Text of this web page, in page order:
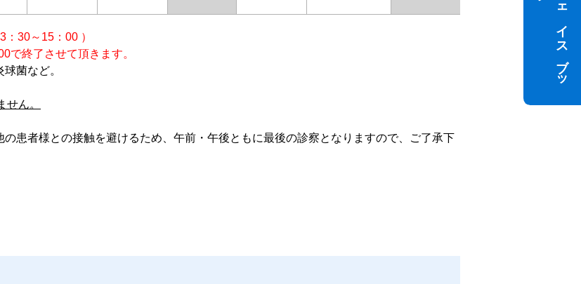
フ
ェ
イ
ス
ブ
ッ
30～15：00 ）
で終了させて頂きます。
菌など。
ん。
患者様との接触を避けるため、午前・午後ともに最後の診察となりますので、ご了承下